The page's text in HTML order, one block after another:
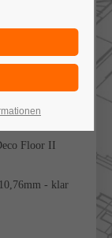
Floor II
- klar